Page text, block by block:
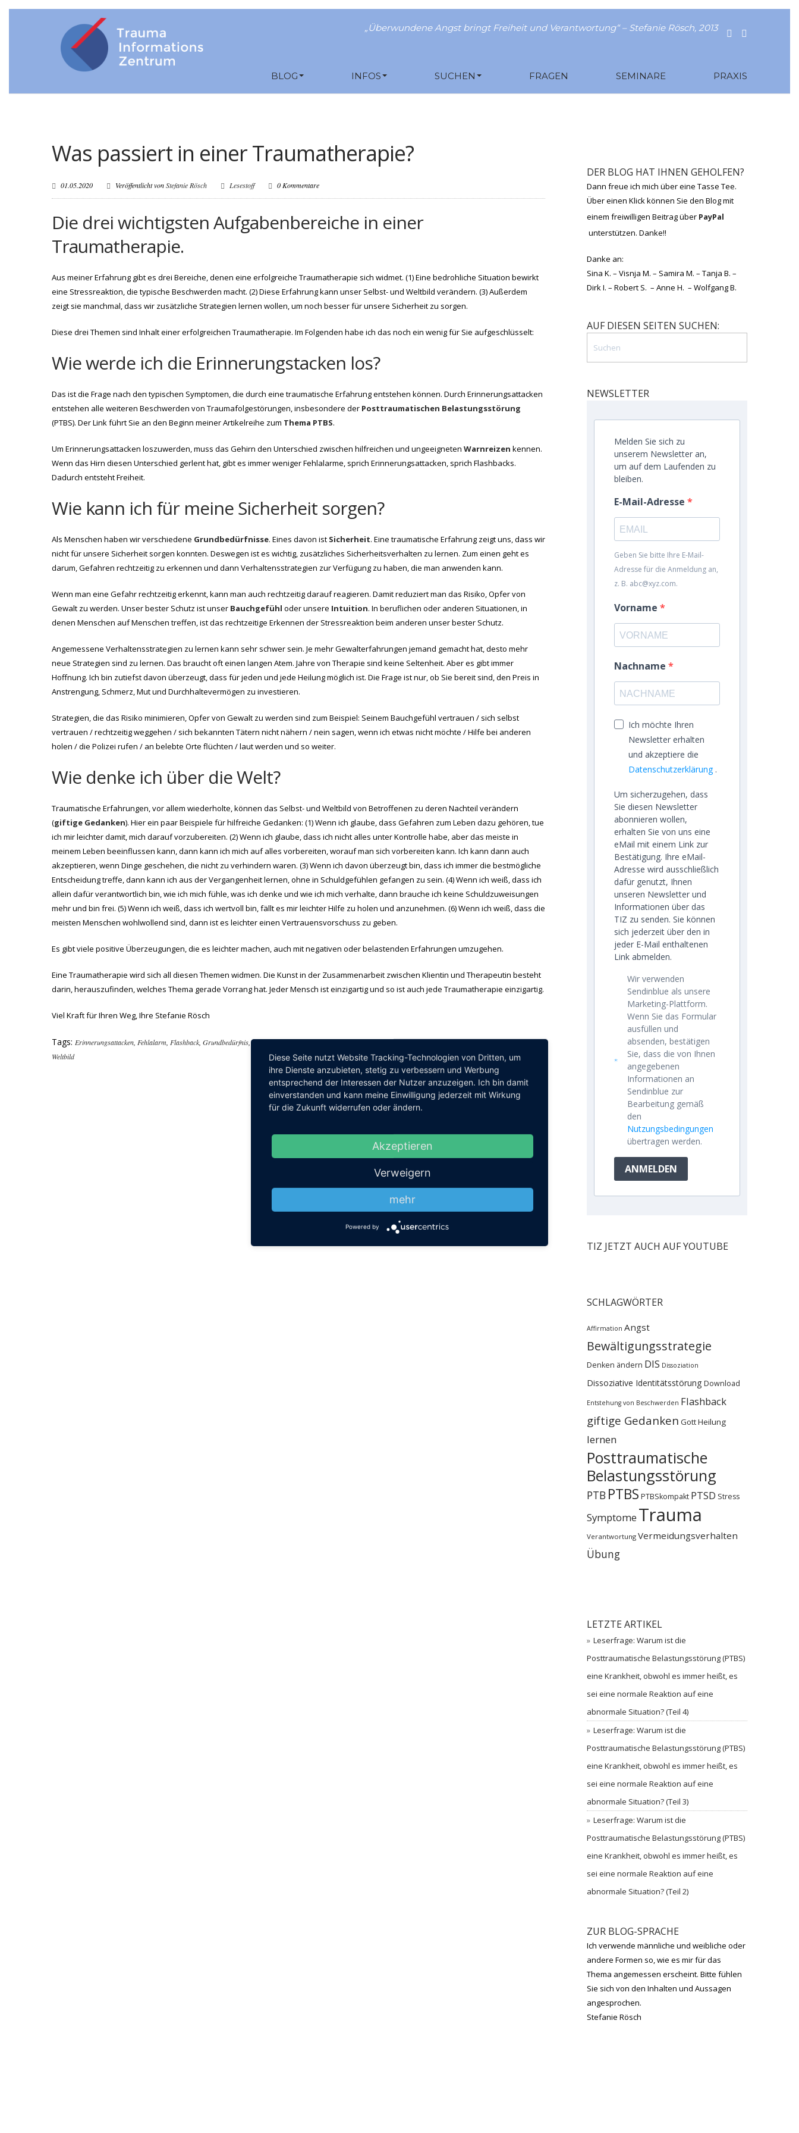
„Überwundene Angst bringt Freiheit und Verantwortung“ – Stefanie Rösch, 2013
BLOG INFOS SUCHEN FRAGEN SEMINARE PRAXIS
Was passiert in einer Traumatherapie?
01.05.2020 Veröffentlicht vonStefanie Rösch Lesestoff 0 Kommentare
Die drei wichtigsten Aufgabenbereiche in einer
Traumatherapie.
Aus meiner Erfahrung gibt es drei Bereiche, denen eine erfolgreiche Traumatherapie sich widmet. (1) Eine bedrohliche Situation bewirkt
eine Stressreaktion, die typische Beschwerden macht. (2) Diese Erfahrung kann unser Selbst- und Weltbild verändern. (3) Außerdem
zeigt sie manchmal, dass wir zusätzliche Strategien lernen wollen, um noch besser für unsere Sicherheit zu sorgen.
Diese drei Themen sind Inhalt einer erfolgreichen Traumatherapie. Im Folgenden habe ich das noch ein wenig für Sie aufgeschlüsselt:
Wie werde ich die Erinnerungstacken los?
Das ist die Frage nach den typischen Symptomen, die durch eine traumatische Erfahrung entstehen können. Durch Erinnerungsattacken
entstehen alle weiteren Beschwerden von Traumafolgestörungen, insbesondere der Posttraumatischen Belastungsstörung
(PTBS). Der Link führt Sie an den Beginn meiner Artikelreihe zum Thema PTBS.
Um Erinnerungsattacken loszuwerden, muss das Gehirn den Unterschied zwischen hilfreichen und ungeeigneten Warnreizen kennen.
Wenn das Hirn diesen Unterschied gerlent hat, gibt es immer weniger Fehlalarme, sprich Erinnerungsattacken, sprich Flashbacks.
Dadurch entsteht Freiheit.
Wie kann ich für meine Sicherheit sorgen?
Als Menschen haben wir verschiedene Grundbedürfnisse. Eines davon ist Sicherheit. Eine traumatische Erfahrung zeigt uns, dass wir
nicht für unsere Sicherheit sorgen konnten. Deswegen ist es wichtig, zusätzliches Sicherheitsverhalten zu lernen. Zum einen geht es
darum, Gefahren rechtzeitig zu erkennen und dann Verhaltensstrategien zur Verfügung zu haben, die man anwenden kann.
Wenn man eine Gefahr rechtzeitig erkennt, kann man auch rechtzeitig darauf reagieren. Damit reduziert man das Risiko, Opfer von
Gewalt zu werden. Unser bester Schutz ist unser Bauchgefühl oder unsere Intuition. In beruflichen oder anderen Situationen, in
denen Menschen auf Menschen treffen, ist das rechtzeitige Erkennen der Stressreaktion beim anderen unser bester Schutz.
Angemessene Verhaltensstrategien zu lernen kann sehr schwer sein. Je mehr Gewalterfahrungen jemand gemacht hat, desto mehr
neue Strategien sind zu lernen. Das braucht oft einen langen Atem. Jahre von Therapie sind keine Seltenheit. Aber es gibt immer
Hoffnung. Ich bin zutiefst davon überzeugt, dass für jeden und jede Heilung möglich ist. Die Frage ist nur, ob Sie bereit sind, den Preis in
Anstrengung, Schmerz, Mut und Durchhaltevermögen zu investieren.
Strategien, die das Risiko minimieren, Opfer von Gewalt zu werden sind zum Beispiel: Seinem Bauchgefühl vertrauen / sich selbst
vertrauen / rechtzeitig weggehen / sich bekannten Tätern nicht nähern / nein sagen, wenn ich etwas nicht möchte / Hilfe bei anderen
holen / die Polizei rufen / an belebte Orte flüchten / laut werden und so weiter.
Wie denke ich über die Welt?
Traumatische Erfahrungen, vor allem wiederholte, können das Selbst- und Weltbild von Betroffenen zu deren Nachteil verändern
(giftige Gedanken). Hier ein paar Beispiele für hilfreiche Gedanken: (1) Wenn ich glaube, dass Gefahren zum Leben dazu gehören, tue
ich mir leichter damit, mich darauf vorzubereiten. (2) Wenn ich glaube, dass ich nicht alles unter Kontrolle habe, aber das meiste in
meinem Leben beeinflussen kann, dann kann ich mich auf alles vorbereiten, worauf man sich vorbereiten kann. Ich kann dann auch
akzeptieren, wenn Dinge geschehen, die nicht zu verhindern waren. (3) Wenn ich davon überzeugt bin, dass ich immer die bestmögliche
Entscheidung treffe, dann kann ich aus der Vergangenheit lernen, ohne in Schuldgefühlen gefangen zu sein. (4) Wenn ich weiß, dass ich
allein dafür verantwortlich bin, wie ich mich fühle, was ich denke und wie ich mich verhalte, dann brauche ich keine Schuldzuweisungen
mehr und bin frei. (5) Wenn ich weiß, dass ich wertvoll bin, fällt es mir leichter Hilfe zu holen und anzunehmen. (6) Wenn ich weiß, dass die
meisten Menschen wohlwollend sind, dann ist es leichter einen Vertrauensvorschuss zu geben.
Es gibt viele positive Überzeugungen, die es leichter machen, auch mit negativen oder belastenden Erfahrungen umzugehen.
Eine Traumatherapie wird sich all diesen Themen widmen. Die Kunst in der Zusammenarbeit zwischen Klientin und Therapeutin besteht
darin, herauszufinden, welches Thema gerade Vorrang hat. Jeder Mensch ist einzigartig und so ist auch jede Traumatherapie einzigartig.
Viel Kraft für Ihren Weg, Ihre Stefanie Rösch
Tags: Erinnerungsattacken Fehlalarm Flashback Grundbedürfnis ,Posttraumatische Belastungsstörung,PTBS,Selbstbild,Sicherheit,Trauma,Traumatherapie,
Weltbild
DER BLOG HAT IHNEN GEHOLFEN?
Dann freue ich mich über eine Tasse Tee.
Über einen Klick können Sie den Blog mit
einem freiwilligen Beitrag über PayPal
unterstützen. Danke!!
Danke an:
Sina K. – Visnja M. – Samira M. – Tanja B. –
Dirk I. – Robert S. – Anne H. – Wolfgang B.
AUF DIESEN SEITEN SUCHEN:
NEWSLETTER
Melden Sie sich zu
unserem Newsletter an,
um auf dem Laufenden zu
bleiben.
E-Mail-Adresse
Geben Sie bitte Ihre E-Mail-
Adresse für die Anmeldung an,
z. B. abc@xyz.com.
Vorname
Nachname
Ich möchte Ihren
Newsletter erhalten
und akzeptiere die
Datenschutzerklärung.
Um sicherzugehen, dass
Sie diesen Newsletter
abonnieren wollen,
erhalten Sie von uns eine
eMail mit einem Link zur
Bestätigung. Ihre eMail-
Adresse wird ausschließlich
dafür genutzt, Ihnen
unseren Newsletter und
Informationen über das
TIZ zu senden. Sie können
sich jederzeit über den in
jeder E-Mail enthaltenen
Link abmelden.
Wir verwenden
Sendinblue als unsere
Marketing-Plattform.
Wenn Sie das Formular
ausfüllen und
absenden, bestätigen
Sie, dass die von Ihnen
angegebenen
Informationen an
Sendinblue zur
Bearbeitung gemäß
den
Nutzungsbedingungen
übertragen werden.
ANMELDEN
TIZ JETZT AUCH AUF YOUTUBE
SCHLAGWÖRTER
Affirmation Angst
Bewältigungsstrategie
Denken ändern DIS Dissoziation
Dissoziative Identitätsstörung Download
Entstehung von Beschwerden Flashback
giftige Gedanken GottHeilung
lernen
Posttraumatische
Belastungsstörung
PTB PTBS PTBSkompakt PTSD Stress
Symptome Trauma
Verantwortung Vermeidungsverhalten
Übung
LETZTE ARTIKEL
Leserfrage: Warum ist die
Posttraumatische Belastungsstörung (PTBS)
eine Krankheit, obwohl es immer heißt, es
sei eine normale Reaktion auf eine
abnormale Situation? (Teil 4)
Leserfrage: Warum ist die
Posttraumatische Belastungsstörung (PTBS)
eine Krankheit, obwohl es immer heißt, es
sei eine normale Reaktion auf eine
abnormale Situation? (Teil 3)
Leserfrage: Warum ist die
Posttraumatische Belastungsstörung (PTBS)
eine Krankheit, obwohl es immer heißt, es
sei eine normale Reaktion auf eine
abnormale Situation? (Teil 2)
ZUR BLOG-SPRACHE
Ich verwende männliche und weibliche oder
andere Formen so, wie es mir für das
Thema angemessen erscheint. Bitte fühlen
Sie sich von den Inhalten und Aussagen
angesprochen.
Stefanie Rösch
Diese Seite nutzt Website Tracking-Technologien von Dritten, um
ihre Dienste anzubieten, stetig zu verbessern und Werbung
entsprechend der Interessen der Nutzer anzuzeigen. Ich bin damit
einverstanden und kann meine Einwilligung jederzeit mit Wirkung
für die Zukunft widerrufen oder ändern.
Akzeptieren
Verweigern
mehr
Powered by